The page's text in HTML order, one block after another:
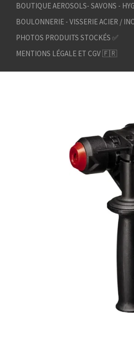
BOUTIQUE AEROSOLS- SAVONS -
BOULONNERIE - VISSERIE ACIER /
PHOTOS PRODUITS STOCKÉS ✅
MENTIONS LÉGALE ET CGV 🇫🇷